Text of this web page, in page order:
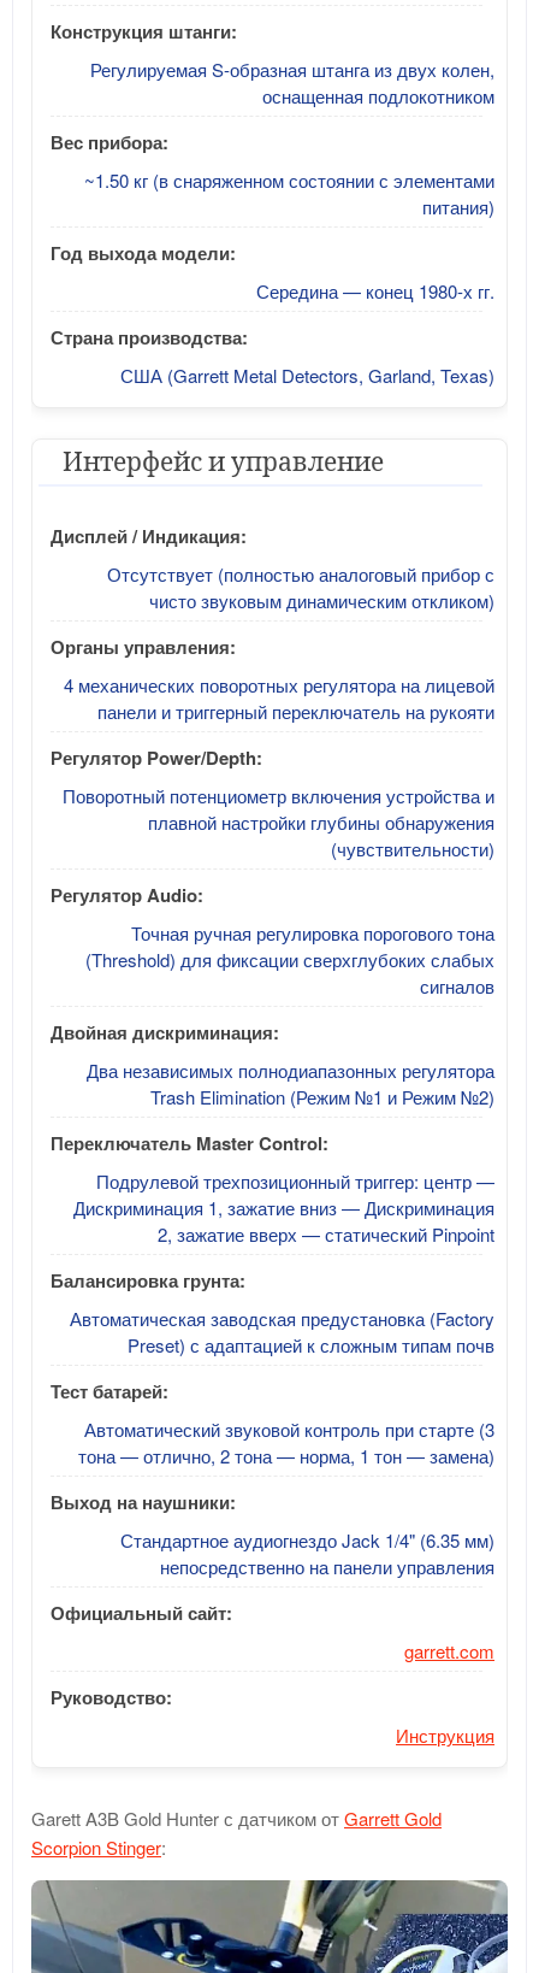
Конструкция штанги:
Регулируемая S-образная штанга из двух колен,
оснащенная подлокотником
Вес прибора:
~1.50 кг (в снаряженном состоянии с элементами
питания)
Год выхода модели:
Середина — конец 1980-х гг.
Страна производства:
США (Garrett Metal Detectors, Garland, Texas)
Интерфейс и управление
Дисплей / Индикация:
Отсутствует (полностью аналоговый прибор с
чисто звуковым динамическим откликом)
Органы управления:
4 механических поворотных регулятора на лицевой
панели и триггерный переключатель на рукояти
Регулятор Power/Depth:
Поворотный потенциометр включения устройства и
плавной настройки глубины обнаружения
(чувствительности)
Регулятор Audio:
Точная ручная регулировка порогового тона
(Threshold) для фиксации сверхглубоких слабых
сигналов
Двойная дискриминация:
Два независимых полнодиапазонных регулятора
Trash Elimination (Режим №1 и Режим №2)
Переключатель Master Control:
Подрулевой трехпозиционный триггер: центр —
Дискриминация 1, зажатие вниз — Дискриминация
2, зажатие вверх — статический Pinpoint
Балансировка грунта:
Автоматическая заводская предустановка (Factory
Preset) с адаптацией к сложным типам почв
Тест батарей:
Автоматический звуковой контроль при старте (3
тона — отлично, 2 тона — норма, 1 тон — замена)
Выход на наушники:
Стандартное аудиогнездо Jack 1/4" (6.35 мм)
непосредственно на панели управления
Официальный сайт:
garrett.com
Руководство:
Инструкция
Garett A3B Gold Hunter с датчиком отGarrett Gold
Scorpion Stinger: